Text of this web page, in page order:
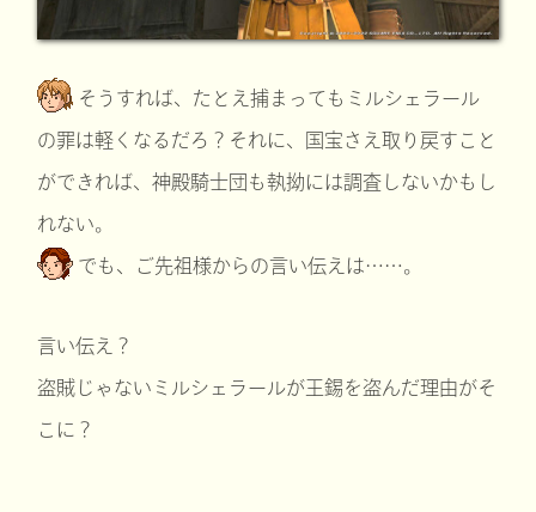
そうすれば、たとえ捕まってもミルシェラール
の罪は軽くなるだろ？それに、国宝さえ取り戻すこと
ができれば、神殿騎士団も執拗には調査しないかもし
れない。
でも、ご先祖様からの言い伝えは……。
言い伝え？
盗賊じゃないミルシェラールが王錫を盗んだ理由がそ
こに？